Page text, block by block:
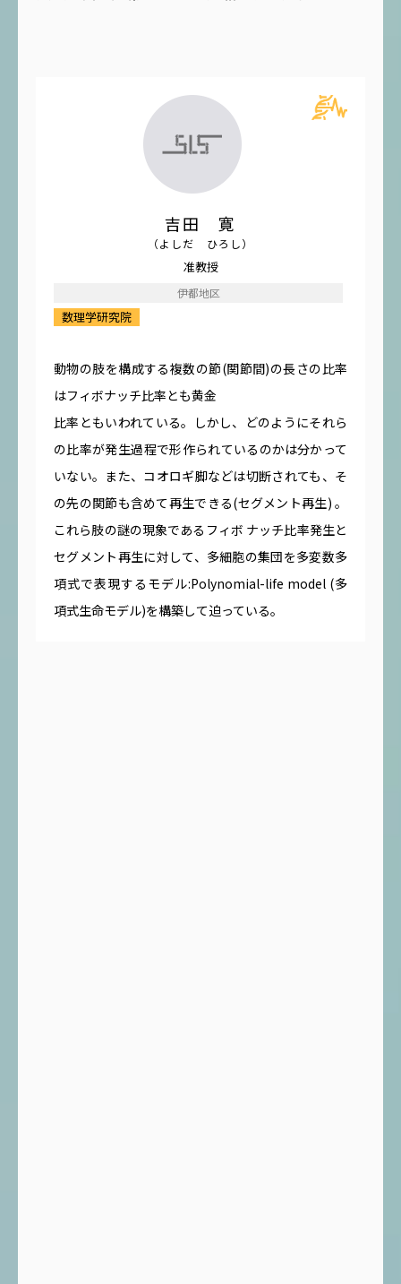
吉田 寛
（よしだ ひろし）
准教授
伊都地区
数理学研究院
動物の肢を構成する複数の節(関節間)の長さの比率
はフィボナッチ比率とも黄金
比率ともいわれている。しかし、どのようにそれら
の比率が発生過程で形作られているのかは分かって
いない。また、コオロギ脚などは切断されても、そ
の先の関節も含めて再生できる(セグメント再生) 。
これら肢の謎の現象であるフィボ ナッチ比率発生と
セグメント再生に対して、多細胞の集団を多変数多
項式で表現するモデル:Polynomial-life model (多
項式生命モデル)を構築して迫っている。